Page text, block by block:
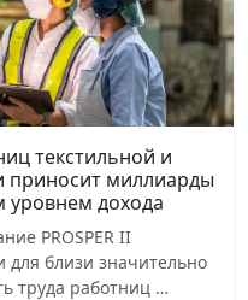
текстильной и
миллиарды
уровнем дохода
PROSPER II
для близи значительно
труда работниц …